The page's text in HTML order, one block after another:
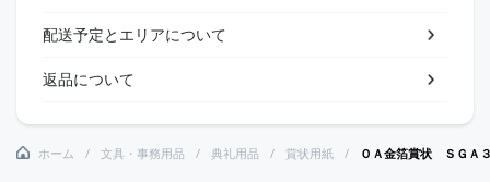
配送予定とエリアについて
返品について
ホーム 文具・事務用品 典礼用品 賞状用紙 ＯＡ金箔賞状 ＳＧ